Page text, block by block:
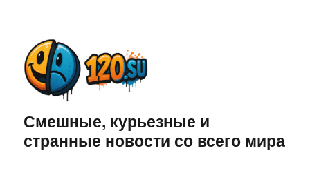
Смешные, курьезные и
странные новости со всего мира